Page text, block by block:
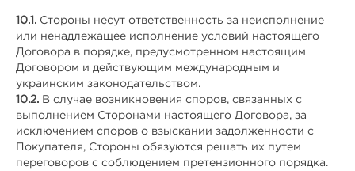
10.1. Стороны несут ответственность за неисполнение
или ненадлежащее исполнение условий настоящего
Договора в порядке, предусмотренном настоящим
Договором и действующим международным и
украинским законодательством.
10.2. В случае возникновения споров, связанных с
выполнением Сторонами настоящего Договора, за
исключением споров о взыскании задолженности с
Покупателя, Стороны обязуются решать их путем
переговоров с соблюдением претензионного порядка.